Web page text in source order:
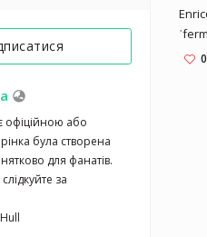
офіційною або
була створена
для фанатів.
за
0